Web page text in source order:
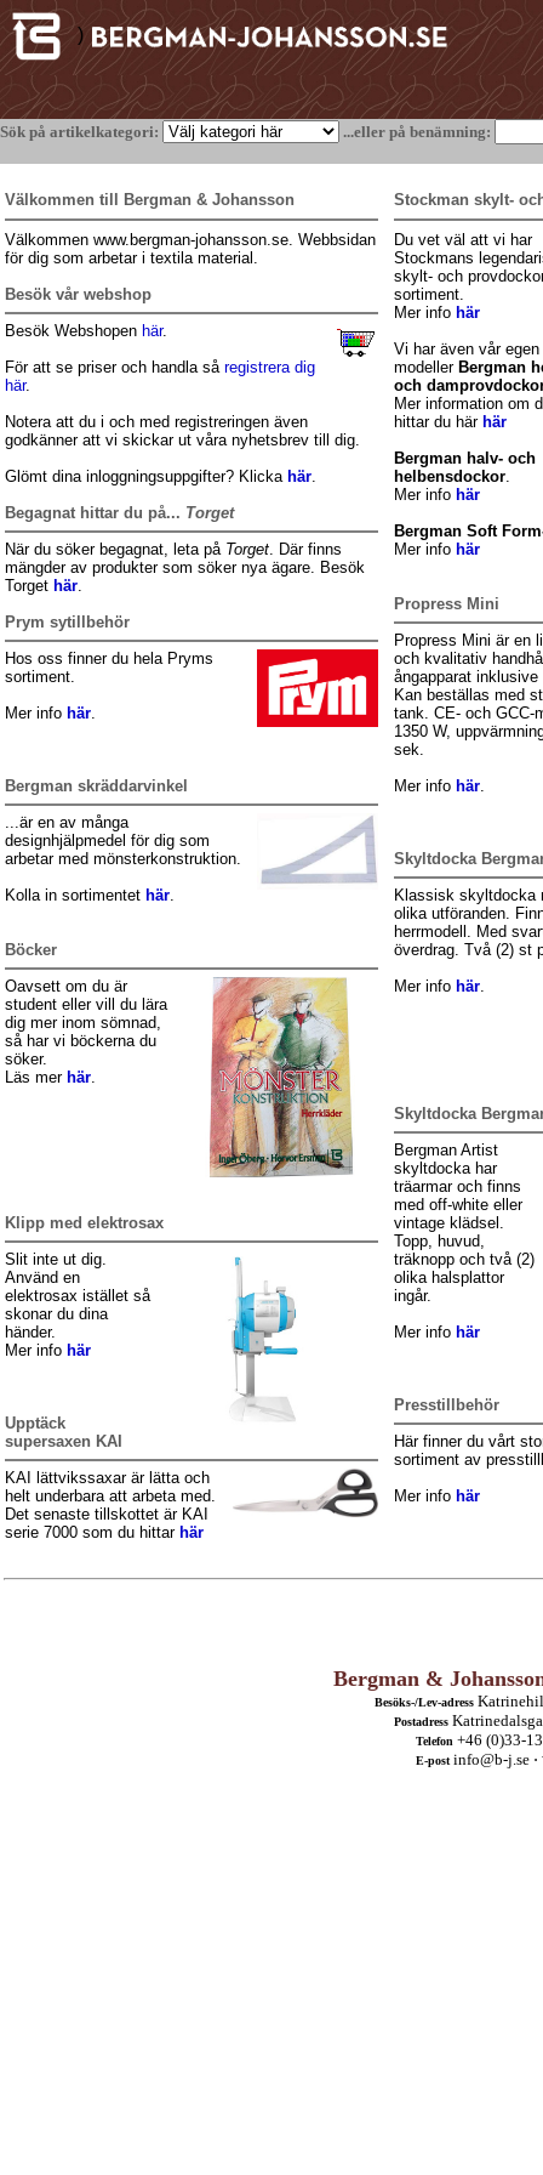
)
Sök på artikelkategori: ...eller på benämning:
Välkommen till Bergman & Johansson
Välkommen www.bergman-johansson.se. Webbsidan
för dig som arbetar i textila material.
Besök vår webshop
Besök Webshopen här.
För att se priser och handla så registrera dig
här.
Notera att du i och med registreringen även
godkänner att vi skickar ut våra nyhetsbrev till dig.
Glömt dina inloggningsuppgifter? Klicka här.
Begagnat hittar du på... Torget
När du söker begagnat, leta på Torget. Där finns
mängder av produkter som söker nya ägare. Besök
Torget här.
Prym sytillbehör
Hos oss finner du hela Pryms
sortiment.
Mer info här.
Bergman skräddarvinkel
...är en av många
designhjälpmedel för dig som
arbetar med mönsterkonstruktion.
Kolla in sortimentet här.
Böcker
Oavsett om du är
student eller vill du lära
dig mer inom sömnad,
så har vi böckerna du
söker.
Läs mer här.
Klipp med elektrosax
Slit inte ut dig.
Använd en
elektrosax istället så
skonar du dina
händer.
Mer info här
Upptäck
supersaxen KAI
KAI lättvikssaxar är lätta och
helt underbara att arbeta med.
Det senaste tillskottet är KAI
serie 7000 som du hittar här
Stockman skylt-
Du vet väl att vi har
Stockmans
skylt- och
sortiment.
Mer info här
Vi har även vår egen
modeller Bergman
och
Mer information om
hittar du här här
Bergman halv- och
helbensdockor.
Mer info här
Bergman Soft
Mer info här
Propress Mini
Propress Mini är en
och kvalitativ
ångapparat
Kan beställas med
tank. CE- och GCC-
1350 W,
sek.
Mer info här.
Skyltdocka
Klassisk skyltdocka
olika utföranden.
herrmodell. Med
överdrag. Två (2) st
Mer info här.
Skyltdocka
Bergman Artist
skyltdocka har
träarmar och finns
med off-white eller
vintage klädsel.
Topp, huvud,
träknopp och två (2)
olika halsplattor
ingår.
Mer info här
Presstillbehör
Här finner du vårt
sortiment av
Mer info här
Bergman &
Besöks-/Lev-adress
Postadress
Telefon +46 (0)33-
E-postinfo@b-j.se ⋅